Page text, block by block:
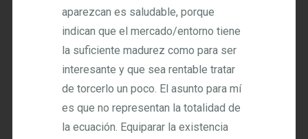
aparezcan es saludable, porque
indican que el mercado/entorno tiene
la suficiente madurez como para ser
interesante y que sea rentable tratar
de torcerlo un poco. El asunto para mí
es que no representan la totalidad de
la ecuación. Equiparar la existencia